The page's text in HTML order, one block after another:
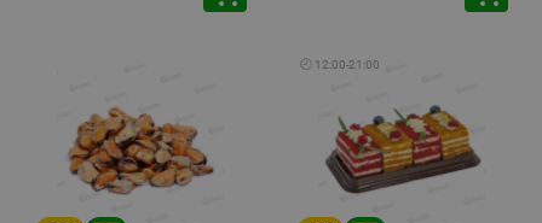
🕘 12:00-21:00